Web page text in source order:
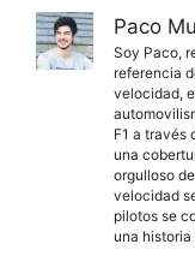
Paco
Soy Paco,
referencia
velocidad,
F1 a través
una
orgulloso
velocidad
pilotos se
una